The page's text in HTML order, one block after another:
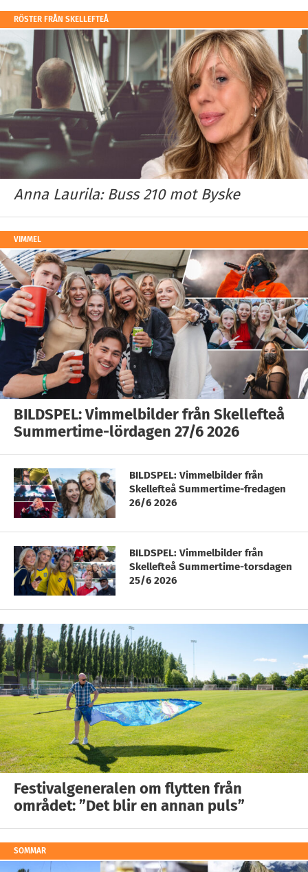
RÖSTER FRÅN SKELLEFTEÅ
Anna Laurila: Buss 210 mot Byske
VIMMEL
BILDSPEL: Vimmelbilder från Skellefteå
Summertime-lördagen 27/6 2026
BILDSPEL: Vimmelbilder från
Skellefteå Summertime-fredagen
26/6 2026
BILDSPEL: Vimmelbilder från
Skellefteå Summertime-torsdagen
25/6 2026
Festivalgeneralen om flytten från
området: ”Det blir en annan puls”
SOMMAR